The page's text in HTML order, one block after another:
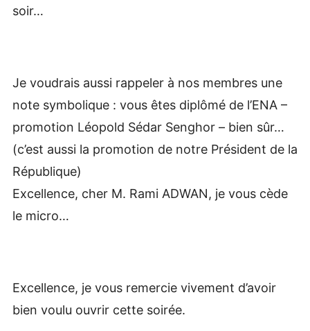
soir…
Je voudrais aussi rappeler à nos membres une
note symbolique : vous êtes diplômé de l’ENA –
promotion Léopold Sédar Senghor – bien sûr…
(c’est aussi la promotion de notre Président de la
République)
Excellence, cher M. Rami ADWAN, je vous cède
le micro…
Excellence, je vous remercie vivement d’avoir
bien voulu ouvrir cette soirée.